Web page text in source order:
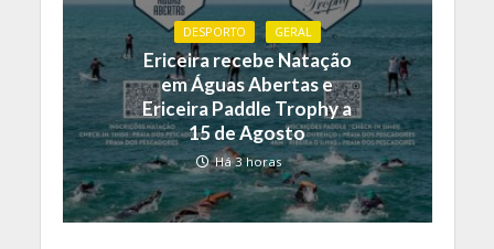
DESPORTO GERAL
Ericeira recebe Natação
em Águas Abertas e
Ericeira Paddle Trophy a
15 de Agosto
Há 3 horas